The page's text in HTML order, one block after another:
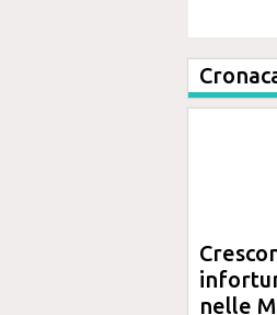
nelle